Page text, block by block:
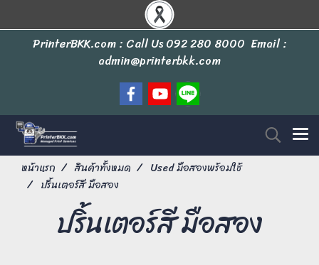
PrinterBKK.com : Call Us092 280 8000 Email :
admin@printerbkk.com
หน้าแรก สินค้าทั้งหมด
Used มือสองพร้อมใช้
ปริ้นเตอร์สี มือสอง
ปริ้นเตอร์สี มือสอง